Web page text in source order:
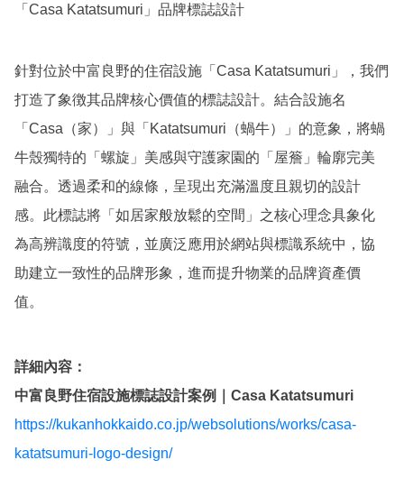
「Casa Katatsumuri」品牌標誌設計
針對位於中富良野的住宿設施「Casa Katatsumuri」，我們
打造了象徴其品牌核心價值的標誌設計。結合設施名
「Casa（家）」與「Katatsumuri（蝸牛）」的意象，將蝸
牛殼獨特的「螺旋」美感與守護家園的「屋簷」輪廓完美
融合。透過柔和的線條，呈現出充滿溫度且親切的設計
感。此標誌將「如居家般放鬆的空間」之核心理念具象化
為高辨識度的符號，並廣泛應用於網站與標識系統中，協
助建立一致性的品牌形象，進而提升物業的品牌資產價
值。
詳細內容：
中富良野住宿設施標誌設計案例｜Casa Katatsumuri
https://kukanhokkaido.co.jp/websolutions/works/casa-
katatsumuri-logo-design/